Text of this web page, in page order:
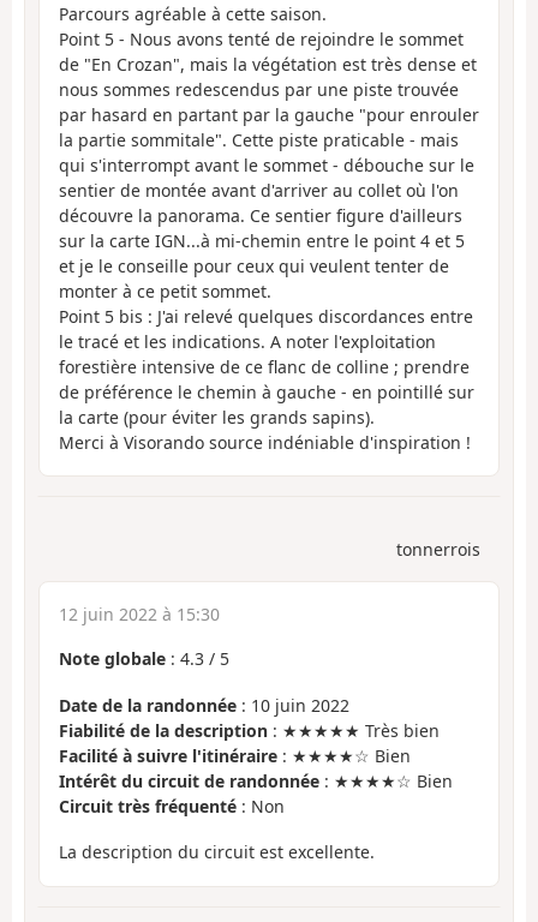
Parcours agréable à cette saison.
Point 5 - Nous avons tenté de rejoindre le sommet
de "En Crozan", mais la végétation est très dense et
nous sommes redescendus par une piste trouvée
par hasard en partant par la gauche "pour enrouler
la partie sommitale". Cette piste praticable - mais
qui s'interrompt avant le sommet - débouche sur le
sentier de montée avant d'arriver au collet où l'on
découvre la panorama. Ce sentier figure d'ailleurs
sur la carte IGN...à mi-chemin entre le point 4 et 5
et je le conseille pour ceux qui veulent tenter de
monter à ce petit sommet.
Point 5 bis : J'ai relevé quelques discordances entre
le tracé et les indications. A noter l'exploitation
forestière intensive de ce flanc de colline ; prendre
de préférence le chemin à gauche - en pointillé sur
la carte (pour éviter les grands sapins).
Merci à Visorando source indéniable d'inspiration !
tonnerrois
12 juin 2022 à 15:30
Note globale : 4.3 / 5
Date de la randonnée : 10 juin 2022
Fiabilité de la description : ★★★★★ Très bien
Facilité à suivre l'itinéraire : ★★★★☆ Bien
Intérêt du circuit de randonnée : ★★★★☆ Bien
Circuit très fréquenté : Non
La description du circuit est excellente.